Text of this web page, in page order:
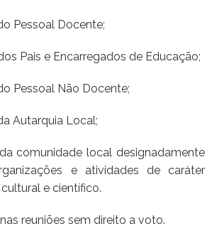
Pessoal Docente;
Pais e Encarregados de Educação;
Pessoal Não Docente;
Autarquia Local;
comunidade local designadamente
e atividades de caráter
e científico.
reuniões sem direito a voto.